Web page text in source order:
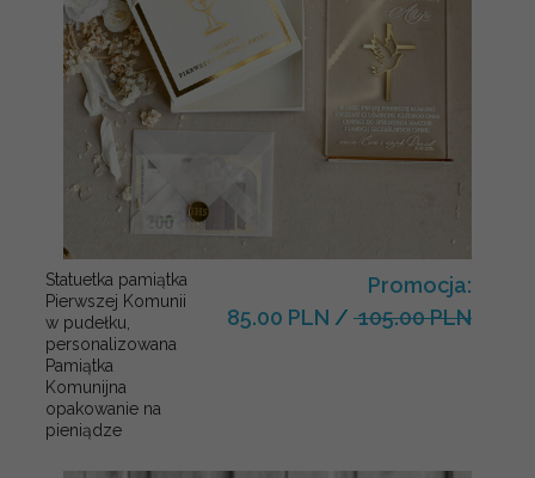
Statuetka pamiątka
Pierwszej Komunii
w pudełku,
personalizowana
Pamiątka
Komunijna
opakowanie na
pieniądze
Promocja:
85.00 PLN / 105.00 PLN